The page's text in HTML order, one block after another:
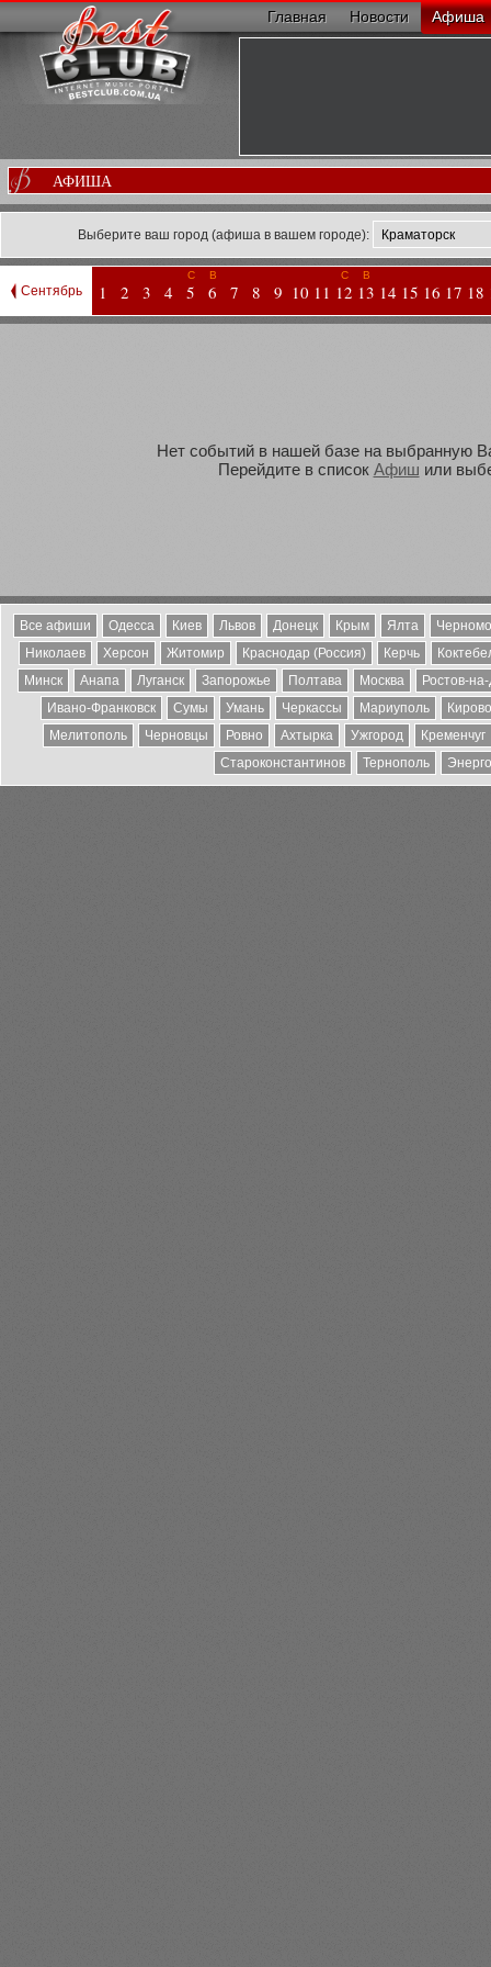
Главная Новости Афиша
АФИША
Выберите ваш город (афиша в вашем городе):
Сентябрь 1 2 3 4
С
5
В
6 7 8 9 10 11
С
12
В
13 14 15 16 17 18
Нет событий в нашей базе на выбранную
Перейдите в список Афиш или
Все афиши Одесса Киев Львов Донецк Крым Ялта
Николаев
Херсон Житомир Краснодар (Россия) Керчь
Минск
Анапа Луганск Запорожье Полтава Москва
Ростов-
Ивано-Франковск
Сумы Умань Черкассы Мариуполь
Мелитополь
Черновцы Ровно Ахтырка Ужгород
Кременчуг
Староконстантинов
Тернополь